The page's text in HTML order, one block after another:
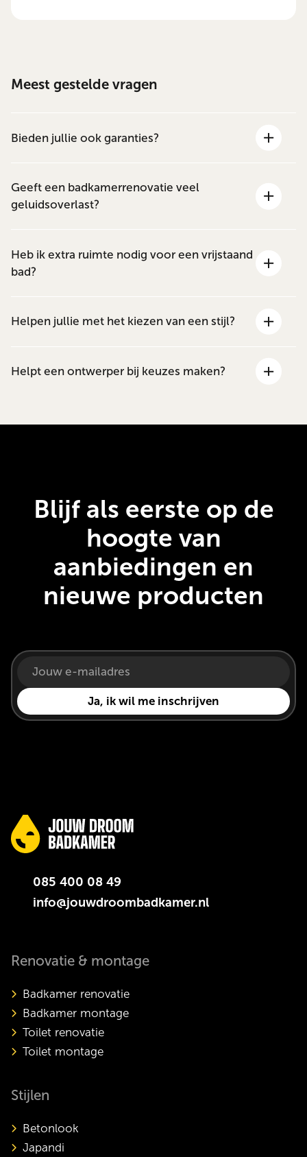
Meest gestelde vragen
Bieden jullie ook garanties?
Geeft een badkamerrenovatie veel
geluidsoverlast?
Heb ik extra ruimte nodig voor een vrijstaand
bad?
Helpen jullie met het kiezen van een stijl?
Helpt een ontwerper bij keuzes maken?
Blijf als eerste op de
hoogte van
aanbiedingen en
nieuwe producten
085 400 08 49
info@jouwdroombadkamer.nl
Renovatie & montage
Badkamer renovatie
Badkamer montage
Toilet renovatie
Toilet montage
Stijlen
Betonlook
Japandi